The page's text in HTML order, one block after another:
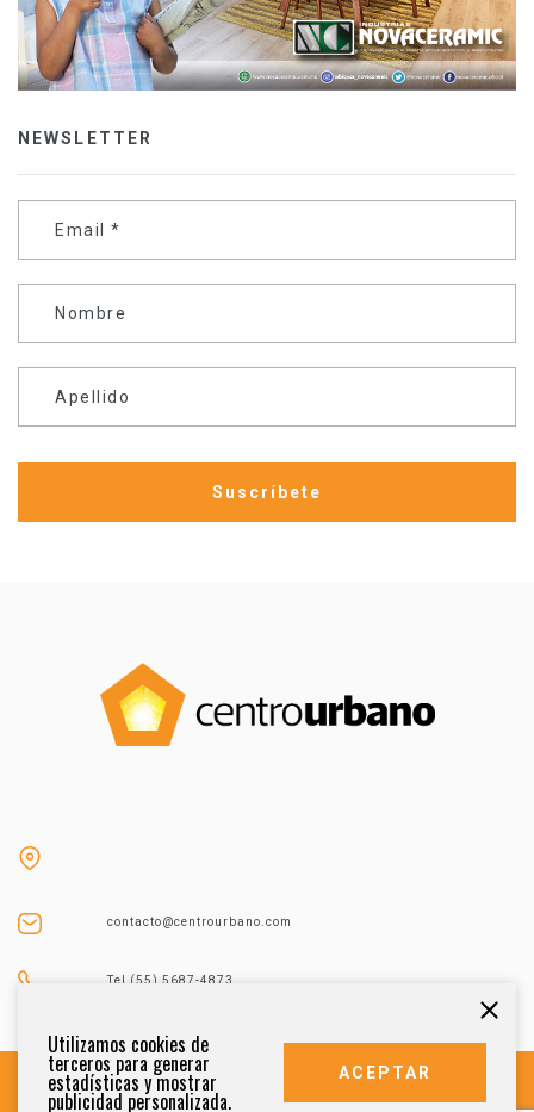
NEWSLETTER
Email *
Nombre
Apellido
contacto@centrourbano.com
Tel (55) 5687-4873
Utilizamos cookies de
terceros para generar
estadísticas y mostrar
publicidad personalizada.
ACEPTAR